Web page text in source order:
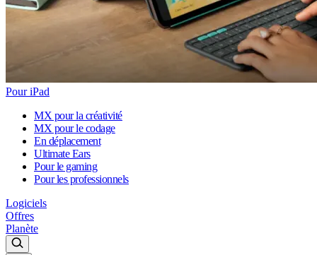
Pour iPad
MX pour la créativité
MX pour le codage
En déplacement
Ultimate Ears
Pour le gaming
Pour les professionnels
Logiciels
Offres
Planète